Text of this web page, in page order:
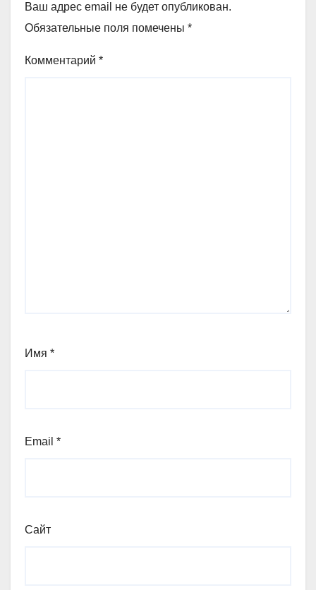
Ваш адрес email не будет опубликован.
Обязательные поля помечены *
Комментарий *
Имя *
Email *
Сайт